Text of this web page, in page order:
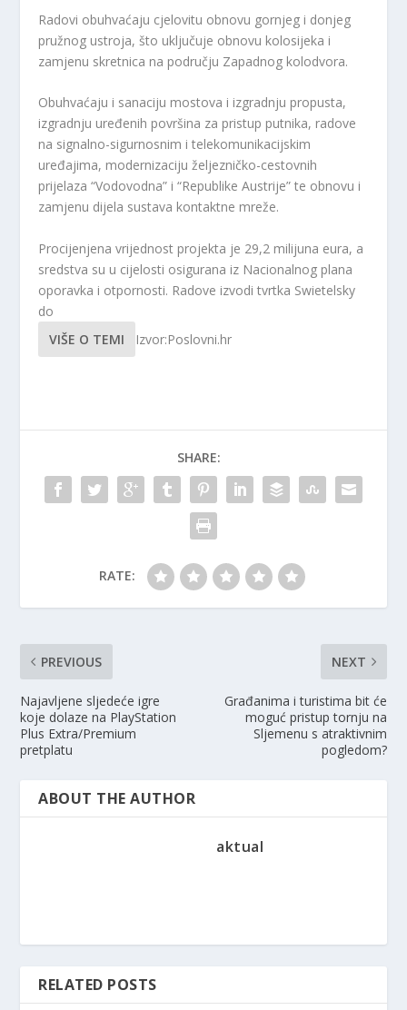
Radovi obuhvaćaju cjelovitu obnovu gornjeg i donjeg
pružnog ustroja, što uključuje obnovu kolosijeka i
zamjenu skretnica na području Zapadnog kolodvora.
Obuhvaćaju i sanaciju mostova i izgradnju propusta,
izgradnju uređenih površina za pristup putnika, radove
na signalno-sigurnosnim i telekomunikacijskim
uređajima, modernizaciju željezničko-cestovnih
prijelaza “Vodovodna” i “Republike Austrije” te obnovu i
zamjenu dijela sustava kontaktne mreže.
Procijenjena vrijednost projekta je 29,2 milijuna eura, a
sredstva su u cijelosti osigurana iz Nacionalnog plana
oporavka i otpornosti. Radove izvodi tvrtka Swietelsky
do
VIŠE O TEMI
Izvor:Poslovni.hr
SHARE:
RATE:
PREVIOUS
Najavljene sljedeće igre
koje dolaze na PlayStation
Plus Extra/Premium
pretplatu
NEXT
Građanima i turistima bit će
moguć pristup tornju na
Sljemenu s atraktivnim
pogledom?
ABOUT THE AUTHOR
aktual
RELATED POSTS